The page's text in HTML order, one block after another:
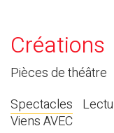
Créations
Pièces de théâtre
Spectacles
Viens AVEC